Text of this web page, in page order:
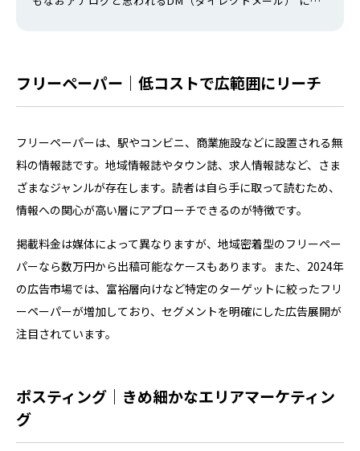
は特定の個人や企業に向けて、宣伝や広告を目的として送
付される電子メールやFAX…
フリーペーパー｜低コストで広範囲にリーチ
フリーペーパーは、駅やコンビニ、商業施設などに設置される無
料の情報誌です。地域情報誌やタウン誌、求人情報誌など、さま
ざまなジャンルが存在します。読者は自ら手に取って読むため、
情報への関心が高い層にアプローチできるのが特徴です。
掲載料金は媒体によって異なりますが、地域密着型のフリーペー
パーなら数万円から出稿可能なケースもあります。また、2024年
の広告市場では、富裕層向けなど特定のターゲットに絞ったフリ
ーペーパーが増加しており、セグメントを明確にした広告展開が
注目されています。
ポスティング｜きめ細かなエリアマーケティン
グ